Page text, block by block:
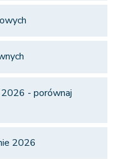
- porównaj
2026